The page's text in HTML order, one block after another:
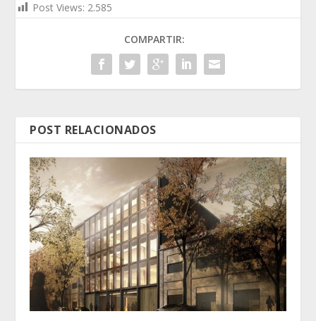
Post Views: 2.585
COMPARTIR:
POST RELACIONADOS